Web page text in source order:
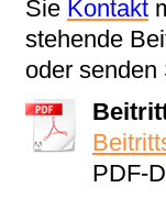
Sie Kontakt
stehende
oder
PDF-